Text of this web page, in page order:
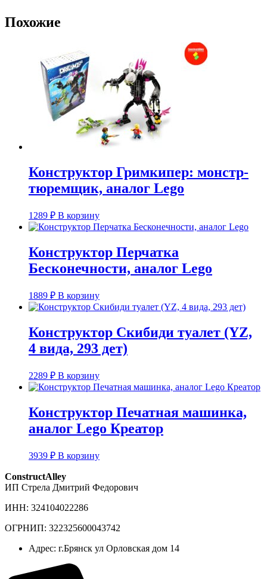
Похожие
Конструктор Гримкипер: монстр-
тюремщик, аналог Lego
1289 ₽ В корзину
Конструктор Перчатка
Бесконечности, аналог Lego
1889 ₽ В корзину
Конструктор Скибиди туалет (YZ,
4 вида, 293 дет)
2289 ₽ В корзину
Конструктор Печатная машинка,
аналог Lego Креатор
3939 ₽ В корзину
ConstructAlley
ИП Стрела Дмитрий Федорович
ИНН: 324104022286
ОГРНИП: 322325600043742
Адрес: г.Брянск ул Орловская дом 14